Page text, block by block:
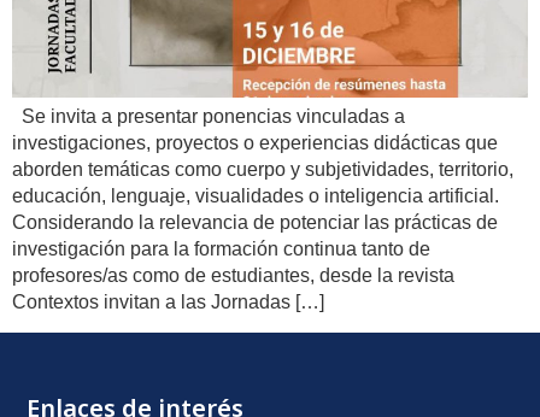
Se invita a presentar ponencias vinculadas a
investigaciones, proyectos o experiencias didácticas que
aborden temáticas como cuerpo y subjetividades, territorio,
educación, lenguaje, visualidades o inteligencia artificial.
Considerando la relevancia de potenciar las prácticas de
investigación para la formación continua tanto de
profesores/as como de estudiantes, desde la revista
Contextos invitan a las Jornadas […]
Enlaces de interés